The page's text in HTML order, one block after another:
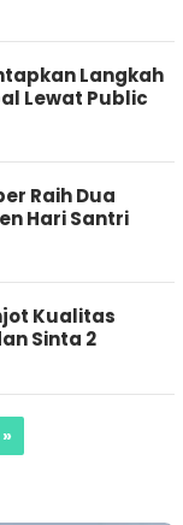
Langkah
Lewat Public
Raih Dua
Hari Santri
Kualitas
Sinta 2
»